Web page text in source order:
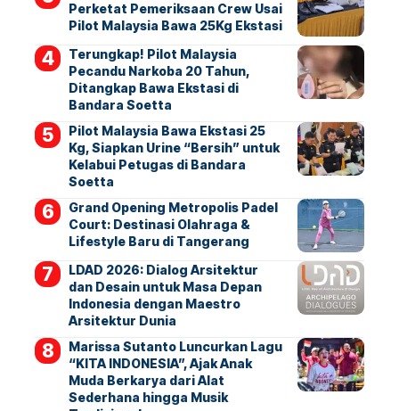
Perketat Pemeriksaan Crew Usai
Pilot Malaysia Bawa 25Kg Ekstasi
Terungkap! Pilot Malaysia
Pecandu Narkoba 20 Tahun,
Ditangkap Bawa Ekstasi di
Bandara Soetta
Pilot Malaysia Bawa Ekstasi 25
Kg, Siapkan Urine “Bersih” untuk
Kelabui Petugas di Bandara
Soetta
Grand Opening Metropolis Padel
Court: Destinasi Olahraga &
Lifestyle Baru di Tangerang
LDAD 2026: Dialog Arsitektur
dan Desain untuk Masa Depan
Indonesia dengan Maestro
Arsitektur Dunia
Marissa Sutanto Luncurkan Lagu
“KITA INDONESIA”, Ajak Anak
Muda Berkarya dari Alat
Sederhana hingga Musik